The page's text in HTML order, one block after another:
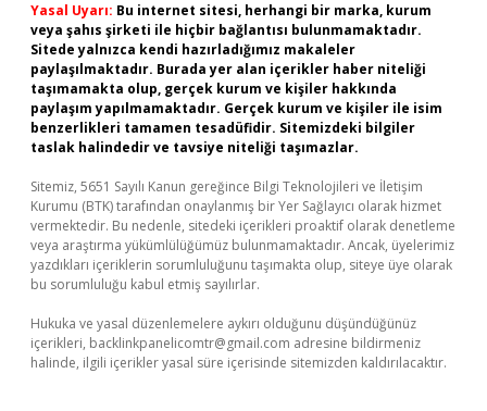
Yasal Uyarı: Bu internet sitesi, herhangi bir marka, kurum
veya şahıs şirketi ile hiçbir bağlantısı bulunmamaktadır.
Sitede yalnızca kendi hazırladığımız makaleler
paylaşılmaktadır. Burada yer alan içerikler haber niteliği
taşımamakta olup, gerçek kurum ve kişiler hakkında
paylaşım yapılmamaktadır. Gerçek kurum ve kişiler ile isim
benzerlikleri tamamen tesadüfidir. Sitemizdeki bilgiler
taslak halindedir ve tavsiye niteliği taşımazlar.
Sitemiz, 5651 Sayılı Kanun gereğince Bilgi Teknolojileri ve İletişim
Kurumu (BTK) tarafından onaylanmış bir Yer Sağlayıcı olarak hizmet
vermektedir. Bu nedenle, sitedeki içerikleri proaktif olarak denetleme
veya araştırma yükümlülüğümüz bulunmamaktadır. Ancak, üyelerimiz
yazdıkları içeriklerin sorumluluğunu taşımakta olup, siteye üye olarak
bu sorumluluğu kabul etmiş sayılırlar.
Hukuka ve yasal düzenlemelere aykırı olduğunu düşündüğünüz
içerikleri, backlinkpanelicomtr@gmail.com adresine bildirmeniz
halinde, ilgili içerikler yasal süre içerisinde sitemizden kaldırılacaktır.